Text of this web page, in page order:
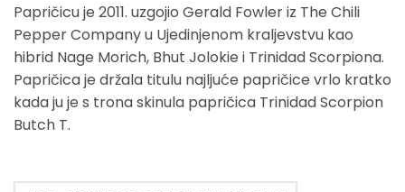
Papričicu je 2011. uzgojio Gerald Fowler iz The Chili
Pepper Company u Ujedinjenom kraljevstvu kao
hibrid Nage Morich, Bhut Jolokie i Trinidad Scorpiona.
Papričica je držala titulu najljuće papričice vrlo kratko
kada ju je s trona skinula papričica Trinidad Scorpion
Butch T.